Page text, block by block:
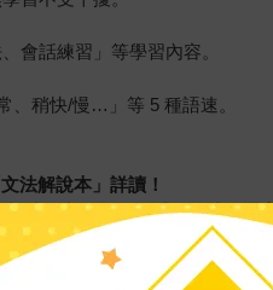
會話練習」等學習內容。
、稍快/慢…」等 5 種語速。
法解說本」詳讀！
式：文句拆解」「條列式：
、差異」，從「會話句的文